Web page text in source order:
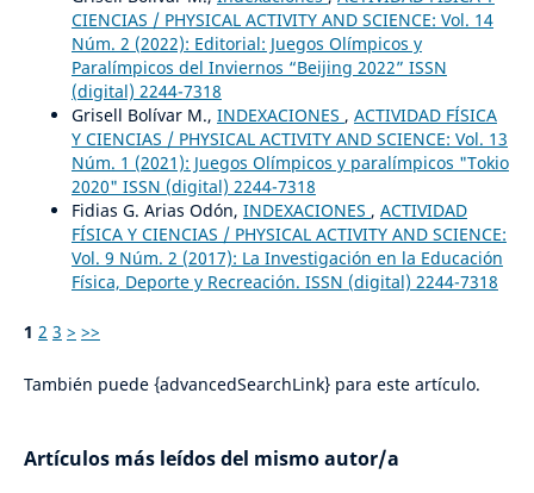
CIENCIAS / PHYSICAL ACTIVITY AND SCIENCE: Vol. 14
Núm. 2 (2022): Editorial: Juegos Olímpicos y
Paralímpicos del Inviernos “Beijing 2022” ISSN
(digital) 2244-7318
Grisell Bolívar M., INDEXACIONES , ACTIVIDAD FÍSICA
Y CIENCIAS / PHYSICAL ACTIVITY AND SCIENCE: Vol. 13
Núm. 1 (2021): Juegos Olímpicos y paralímpicos "Tokio
2020" ISSN (digital) 2244-7318
Fidias G. Arias Odón, INDEXACIONES , ACTIVIDAD
FÍSICA Y CIENCIAS / PHYSICAL ACTIVITY AND SCIENCE:
Vol. 9 Núm. 2 (2017): La Investigación en la Educación
Física, Deporte y Recreación. ISSN (digital) 2244-7318
1 2 3 > >>
También puede {advancedSearchLink} para este artículo.
Artículos más leídos del mismo autor/a